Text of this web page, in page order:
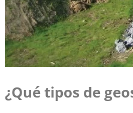
¿Qué tipos de